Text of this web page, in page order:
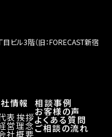
ビル3階（旧：FORECAST新宿
情報
表挨拶
営理念
社概要
相談事例
お客様の声
よくある質問
ご相談の流れ